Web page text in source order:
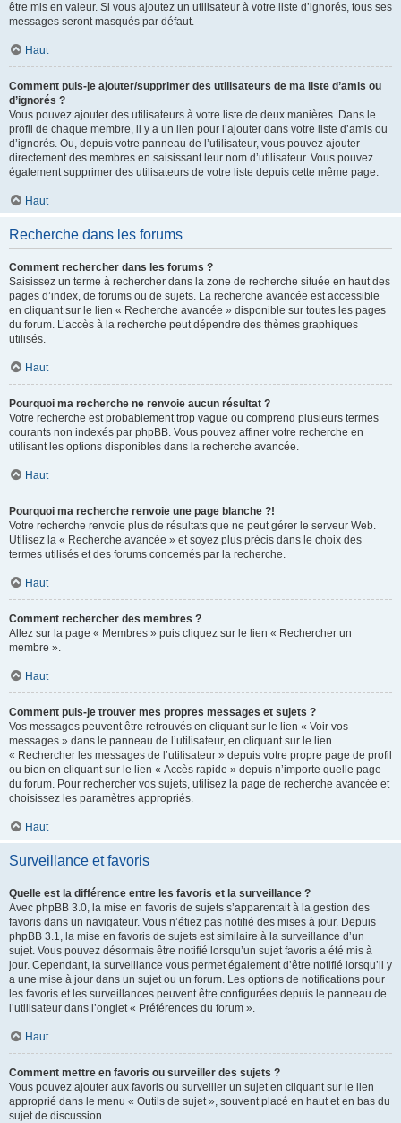
être mis en valeur. Si vous ajoutez un utilisateur à votre liste d’ignorés, tous ses
messages seront masqués par défaut.
Haut
Comment puis-je ajouter/supprimer des utilisateurs de ma liste d’amis ou
d’ignorés ?
Vous pouvez ajouter des utilisateurs à votre liste de deux manières. Dans le
profil de chaque membre, il y a un lien pour l’ajouter dans votre liste d’amis ou
d’ignorés. Ou, depuis votre panneau de l’utilisateur, vous pouvez ajouter
directement des membres en saisissant leur nom d’utilisateur. Vous pouvez
également supprimer des utilisateurs de votre liste depuis cette même page.
Haut
Recherche dans les forums
Comment rechercher dans les forums ?
Saisissez un terme à rechercher dans la zone de recherche située en haut des
pages d’index, de forums ou de sujets. La recherche avancée est accessible
en cliquant sur le lien « Recherche avancée » disponible sur toutes les pages
du forum. L’accès à la recherche peut dépendre des thèmes graphiques
utilisés.
Haut
Pourquoi ma recherche ne renvoie aucun résultat ?
Votre recherche est probablement trop vague ou comprend plusieurs termes
courants non indexés par phpBB. Vous pouvez affiner votre recherche en
utilisant les options disponibles dans la recherche avancée.
Haut
Pourquoi ma recherche renvoie une page blanche ?!
Votre recherche renvoie plus de résultats que ne peut gérer le serveur Web.
Utilisez la « Recherche avancée » et soyez plus précis dans le choix des
termes utilisés et des forums concernés par la recherche.
Haut
Comment rechercher des membres ?
Allez sur la page « Membres » puis cliquez sur le lien « Rechercher un
membre ».
Haut
Comment puis-je trouver mes propres messages et sujets ?
Vos messages peuvent être retrouvés en cliquant sur le lien « Voir vos
messages » dans le panneau de l’utilisateur, en cliquant sur le lien
« Rechercher les messages de l’utilisateur » depuis votre propre page de profil
ou bien en cliquant sur le lien « Accès rapide » depuis n’importe quelle page
du forum. Pour rechercher vos sujets, utilisez la page de recherche avancée et
choisissez les paramètres appropriés.
Haut
Surveillance et favoris
Quelle est la différence entre les favoris et la surveillance ?
Avec phpBB 3.0, la mise en favoris de sujets s’apparentait à la gestion des
favoris dans un navigateur. Vous n’étiez pas notifié des mises à jour. Depuis
phpBB 3.1, la mise en favoris de sujets est similaire à la surveillance d’un
sujet. Vous pouvez désormais être notifié lorsqu’un sujet favoris a été mis à
jour. Cependant, la surveillance vous permet également d’être notifié lorsqu’il y
a une mise à jour dans un sujet ou un forum. Les options de notifications pour
les favoris et les surveillances peuvent être configurées depuis le panneau de
l’utilisateur dans l’onglet « Préférences du forum ».
Haut
Comment mettre en favoris ou surveiller des sujets ?
Vous pouvez ajouter aux favoris ou surveiller un sujet en cliquant sur le lien
approprié dans le menu « Outils de sujet », souvent placé en haut et en bas du
sujet de discussion.